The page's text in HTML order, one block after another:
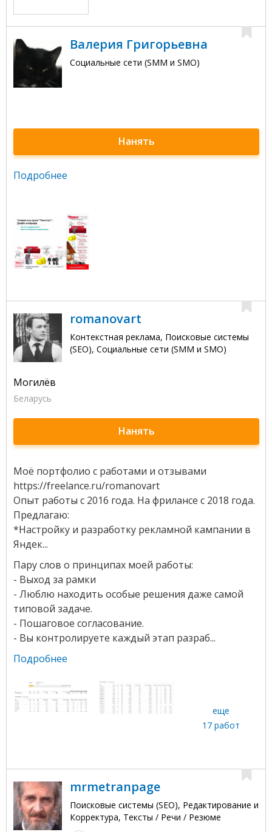
Валерия Григорьевна
Социальные сети (SMM и SMO)
Нанять
Подробнее
romanovart
Контекстная реклама, Поисковые системы
(SEO), Социальные сети (SMM и SMO)
Могилёв
Беларусь
Нанять
Моё портфолио с работами и отзывами
https://freelance.ru/romanovart
Опыт работы с 2016 года. На фрилансе с 2018 года.
Предлагаю:
*Настройку и разработку рекламной кампании в
Яндек...
Пару слов о принципах моей работы:
- Выход за рамки
- Люблю находить особые решения даже самой
типовой задаче.
- Пошаговое согласование.
- Вы контролируете каждый этап разраб...
Подробнее
еще
17 работ
mrmetranpage
Поисковые системы (SEO), Редактирование и
Корректура, Тексты / Речи / Резюме